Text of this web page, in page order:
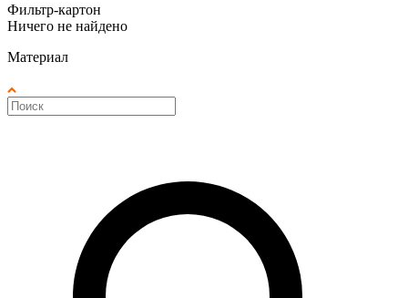
Фильтр-картон
Ничего не найдено
Материал